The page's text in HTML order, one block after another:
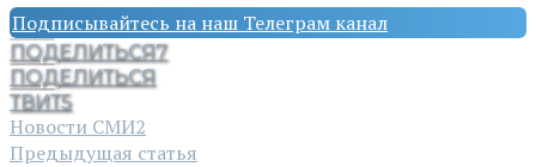
Подписывайтесь на наш Телеграм канал
ПОДЕЛИТЬСЯ7
ПОДЕЛИТЬСЯ
ТВИТ5
Новости СМИ2
Предыдущая статья